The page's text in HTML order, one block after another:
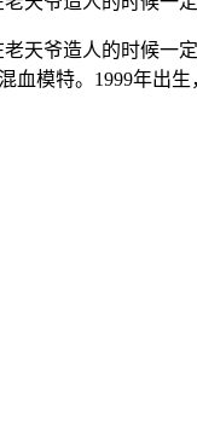
天爷造人的时候一
血模特。1999年出